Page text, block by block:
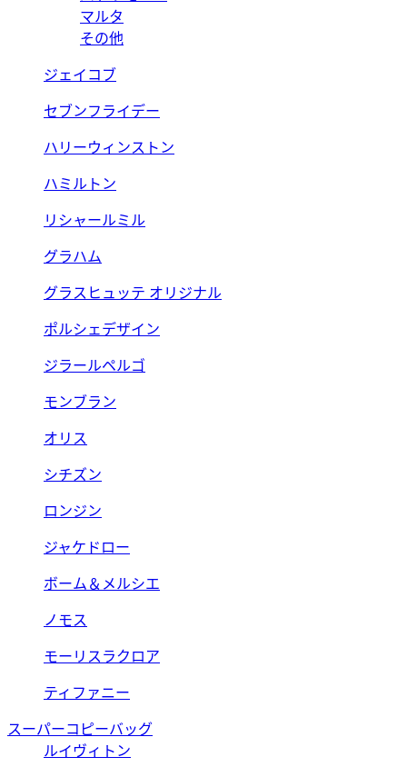
マルタ
その他
ジェイコブ
セブンフライデー
ハリーウィンストン
ハミルトン
リシャールミル
グラハム
グラスヒュッテ オリジナル
ポルシェデザイン
ジラールペルゴ
モンブラン
オリス
シチズン
ロンジン
ジャケドロー
ボーム＆メルシエ
ノモス
モーリスラクロア
ティファニー
スーパーコピーバッグ
ルイヴィトン